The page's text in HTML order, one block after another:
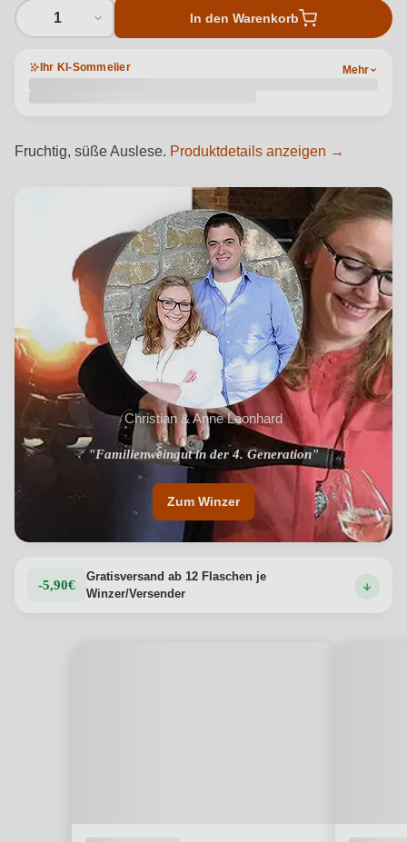
1 In den Warenkorb
Ihr KI-Sommelier Mehr
Fruchtig, süße Auslese. Produktdetails anzeigen →
Christian & Anne Leonhard
"Familienweingut in der 4. Generation"
Zum Winzer
-5,90€
Gratisversand ab 12 Flaschen je
Winzer/Versender